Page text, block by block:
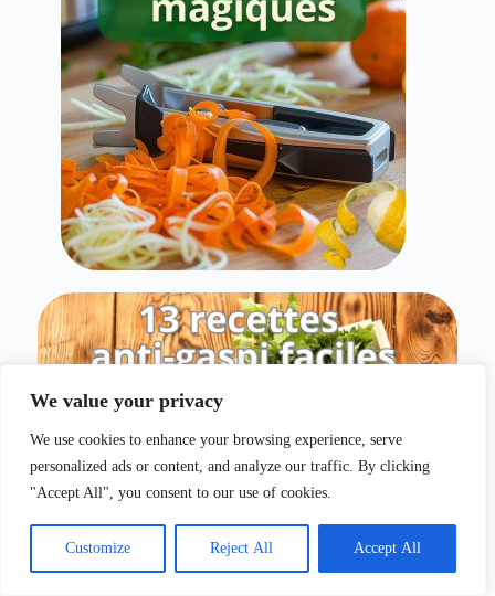
We value your privacy
We use cookies to enhance your browsing experience, serve
personalized ads or content, and analyze our traffic. By clicking
"Accept All", you consent to our use of cookies.
Customize Reject All Accept All